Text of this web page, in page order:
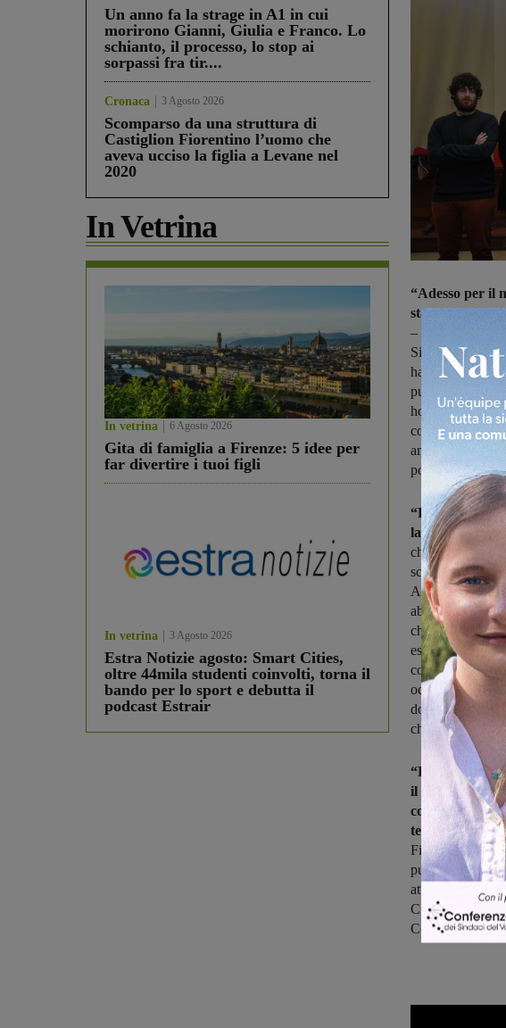
Un anno fa la strage in A1 in cui
morirono Gianni, Giulia e Franco. Lo
schianto, il processo, lo stop ai
sorpassi fra tir....
Cronaca 3 Agosto 2026
Scomparso da una struttura di
Castiglion Fiorentino l’uomo che
aveva ucciso la figlia a Levane nel
2020
In Vetrina
In vetrina 6 Agosto 2026
Gita di famiglia a Firenze: 5 idee per
far divertire i tuoi figli
In vetrina 3 Agosto 2026
Estra Notizie agosto: Smart Cities,
oltre 44mila studenti coinvolti, torna il
bando per lo sport e debutta il
podcast Estrair
“Adesso per il
start-up
– ha spiegato il
Silvia
ha tutte le
puntuale per la
ho pensato a
comunità che,
amministrativa,
politico che
“Penso che
la comunità di
che può essere
scelta molto
Abbiamo solo
abbiamo
che sa cosa è
esperienza
competenze.
occuperà solo
dobbiamo
che Testi potrà
“E poi c’è il
il sindaco
considerazione
territorio,
Finora era
punto di vista
attenzione agli
Città
Comuni